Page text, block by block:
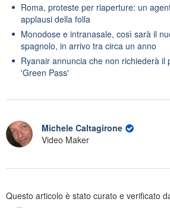
Roma, proteste per riaperture: un
applausi della folla
Monodose e intranasale, così sarà il
spagnolo, in arrivo tra circa un anno
Ryanair annuncia che non richiederà il
'Green Pass'
Michele Caltagirone
Video Maker
Questo articolo è stato curato e verificato